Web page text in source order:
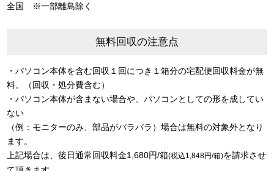
全国 ※一部離島除く
無料回収の注意点
・パソコン本体を含む回収１回につき１箱分の宅配便回収料金が無
料。（回収・処分費含む）
・パソコン本体が含まない場合や、パソコンとしての形を成してい
ない
（例：モニターのみ、部品がバラバラ）場合は無料の対象外となり
ます。
上記場合は、後日通常回収料金1,680円/箱(税込1,848円/箱)を請求させ